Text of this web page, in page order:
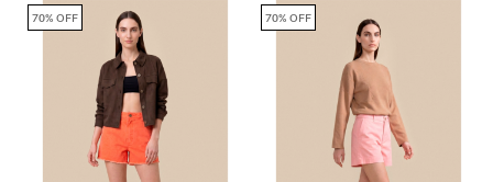
70% OFF 70% OFF